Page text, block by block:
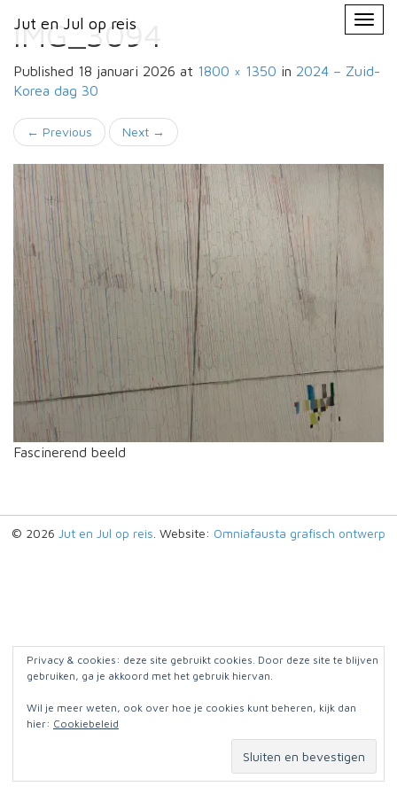
Jut en Jul op reis
Primary
Menu
Jut en Jul op reis
IMG_3094
Published 18 januari 2026 at 1800 × 1350 in 2024 – Zuid-
Korea dag 30
← Previous Next →
Fascinerend beeld
© 2026 Jut en Jul op reis . Website: Omniafausta grafisch ontwerp
Privacy & cookies: deze site gebruikt cookies. Door deze site te blijven
gebruiken, ga je akkoord met het gebruik hiervan.
Wil je meer weten, ook over hoe je cookies kunt beheren, kijk dan
hier: Cookiebeleid